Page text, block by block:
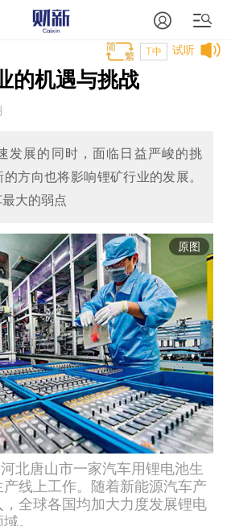
试听
T中
的机遇与挑战
发展的同时，面临日益严峻的挑
方向也将影响锂矿行业的发展。
大的弱点
原图
北唐山市一家汽车用锂电池生
线上工作。随着新能源汽车产
全球各国均加大力度发展锂电
。